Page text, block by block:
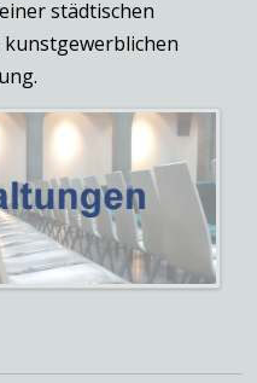
städtischen